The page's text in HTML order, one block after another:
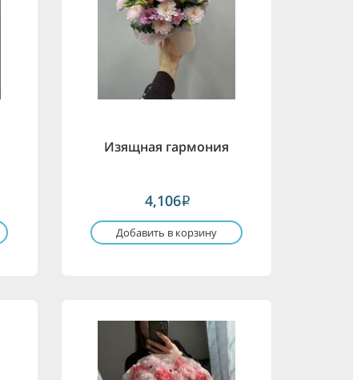
Изящная гармония
4,106i
Добавить в корзину